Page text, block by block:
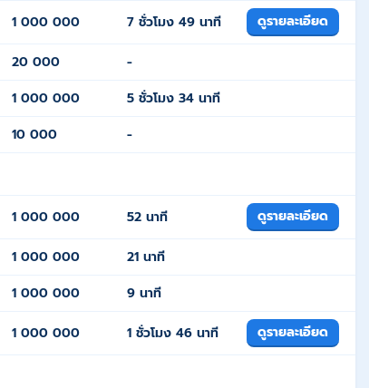
1 000 000 7 ชั่วโมง 49 นาที ดูรายละเอียด
20 000
-
1 000 000
5 ชั่วโมง 34 นาที
10 000 -
1 000 000 52 นาที ดูรายละเอียด
1 000 000
21 นาที
1 000 000 9 นาที
1 000 000 1 ชั่วโมง 46 นาที ดูรายละเอียด